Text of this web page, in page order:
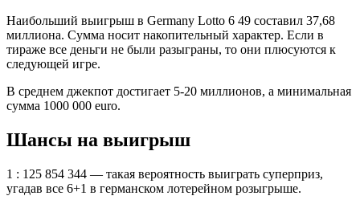
Наибольший выигрыш в Germany Lotto 6 49 составил 37,68
миллиона. Сумма носит накопительный характер. Если в
тираже все деньги не были разыграны, то они плюсуются к
следующей игре.
В среднем джекпот достигает 5-20 миллионов, а минимальная
сумма 1000 000 euro.
Шансы на выигрыш
1 : 125 854 344 — такая вероятность выиграть суперприз,
угадав все 6+1 в германском лотерейном розыгрыше.